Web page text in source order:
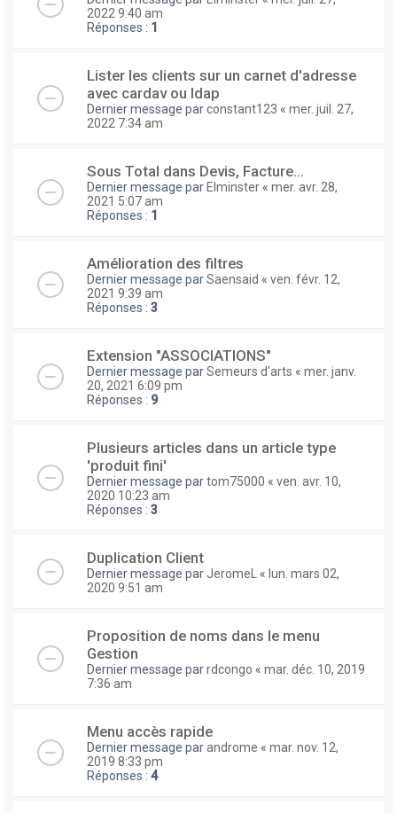
2022 9:40 am
Réponses : 1
Lister les clients sur un carnet d'adresse
avec cardav ou ldap
Dernier message parconstant123 « mer. juil. 27,
2022 7:34 am
Sous Total dans Devis, Facture...
Dernier message parElminster « mer. avr. 28,
2021 5:07 am
Réponses : 1
Amélioration des filtres
Dernier message parSaensaid « ven. févr. 12,
2021 9:39 am
Réponses : 3
Extension "ASSOCIATIONS"
Dernier message parSemeurs d'arts « mer. janv.
20, 2021 6:09 pm
Réponses : 9
Plusieurs articles dans un article type
'produit fini'
Dernier message partom75000 « ven. avr. 10,
2020 10:23 am
Réponses : 3
Duplication Client
Dernier message par JeromeL « lun. mars 02,
2020 9:51 am
Proposition de noms dans le menu
Gestion
Dernier message parrdcongo « mar. déc. 10, 2019
7:36 am
Menu accès rapide
Dernier message parandrome « mar. nov. 12,
2019 8:33 pm
Réponses : 4